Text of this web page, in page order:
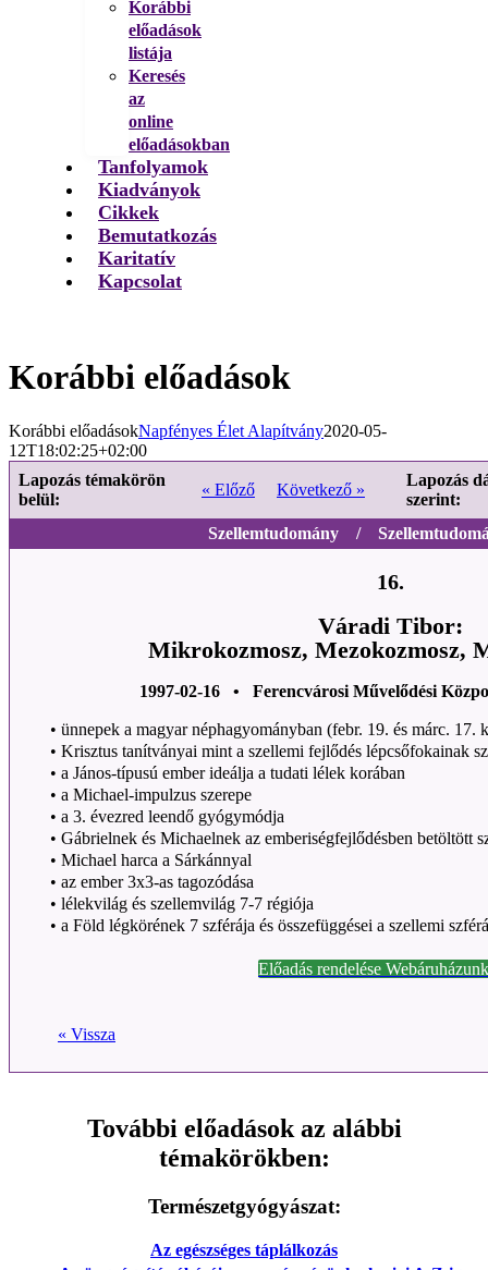
Korábbi
előadások
listája
Keresés
az
online
előadásokban
Tanfolyamok
Kiadványok
Cikkek
Bemutatkozás
Karitatív
Kapcsolat
Korábbi előadások
Korábbi előadásokNapfényes Élet Alapítvány2020-05-
12T18:02:25+02:00
Lapozás témakörön
belül:
« Előző Következő »
Lapozás
szerint:
Szellemtudomány /
16.
Váradi Tibor:
Mikrokozmosz, Mezokozmosz,
1997-02-16 • Ferencvárosi Művelődési
• ünnepek a magyar néphagyományban (febr. 19. és márc. 17.
• Krisztus tanítványai mint a szellemi fejlődés lépcsőfokainak
• a János-típusú ember ideálja a tudati lélek korában
• a Michael-impulzus szerepe
• a 3. évezred leendő gyógymódja
• Gábrielnek és Michaelnek az emberiségfejlődésben betöltött
• Michael harca a Sárkánnyal
• az ember 3x3-as tagozódása
• lélekvilág és szellemvilág 7-7 régiója
• a Föld légkörének 7 szférája és összefüggései a szellemi
Előadás rendelése
« Vissza
További előadások az alábbi
témakörökben:
Természetgyógyászat:
Az egészséges táplálkozás